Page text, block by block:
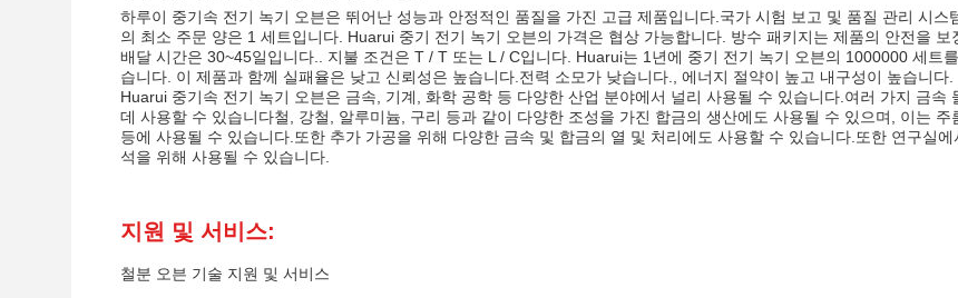
하루이 중기속 전기 녹기 오븐은 뛰어난 성능과 안정적인 품질을 가진 고급 제품입니다.국가 시험 보고 및 품질 관리 시스
의 최소 주문 양은 1 세트입니다. Huarui 중기 전기 녹기 오븐의 가격은 협상 가능합니다. 방수 패키지는 제품의 안전을 보
배달 시간은 30~45일입니다.. 지불 조건은 T / T 또는 L / C입니다. Huarui는 1년에 중기 전기 녹기 오븐의 1000000 세트
습니다. 이 제품과 함께 실패율은 낮고 신뢰성은 높습니다.전력 소모가 낮습니다., 에너지 절약이 높고 내구성이 높습니다.
Huarui 중기속 전기 녹기 오븐은 금속, 기계, 화학 공학 등 다양한 산업 분야에서 널리 사용될 수 있습니다.여러 가지 금속
데 사용할 수 있습니다철, 강철, 알루미늄, 구리 등과 같이 다양한 조성을 가진 합금의 생산에도 사용될 수 있으며, 이는 주
등에 사용될 수 있습니다.또한 추가 가공을 위해 다양한 금속 및 합금의 열 및 처리에도 사용할 수 있습니다.또한 연구실에
석을 위해 사용될 수 있습니다.
지원 및 서비스:
철분 오븐 기술 지원 및 서비스